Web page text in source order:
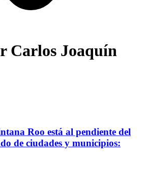
Carlos Joaquín
Roo está al pendiente del
de ciudades y municipios: